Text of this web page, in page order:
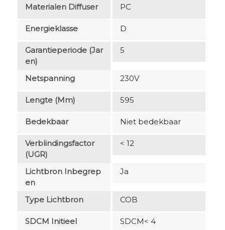
Materialen Diffuser PC
Energieklasse D
Garantieperiode (jar
En)
5
Netspanning 230V
Lengte (mm) 595
Bedekbaar Niet bedekbaar
Verblindingsfactor
(UGR)
< 12
Lichtbron Inbegrep
En
Ja
Type Lichtbron COB
SDCM Initieel SDCM< 4